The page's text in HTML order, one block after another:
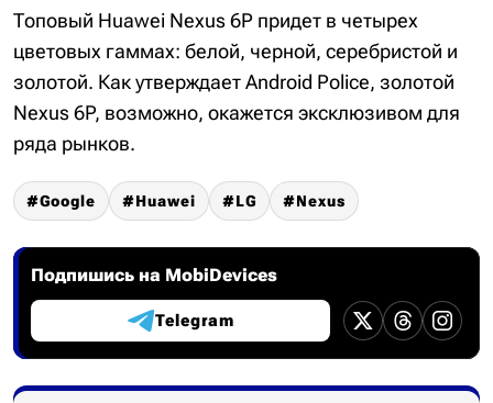
Топовый Huawei Nexus 6P придет в четырех
цветовых гаммах: белой, черной, серебристой и
золотой. Как утверждает Android Police, золотой
Nexus 6P, возможно, окажется эксклюзивом для
ряда рынков.
Google Huawei LG Nexus
Подпишись на MobiDevices
Telegram